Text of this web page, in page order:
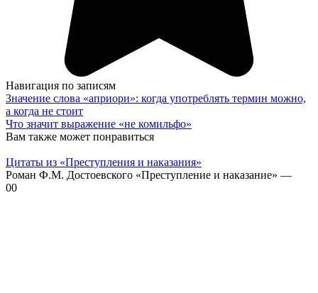
Навигация по записям
Значение слова «априори»: когда употреблять термин можно,
а когда не стоит
Что значит выражение «не комильфо»
Вам также может понравиться
Цитаты из «Преступления и наказания»
Роман Ф.М. Достоевского «Преступление и наказание» —
00